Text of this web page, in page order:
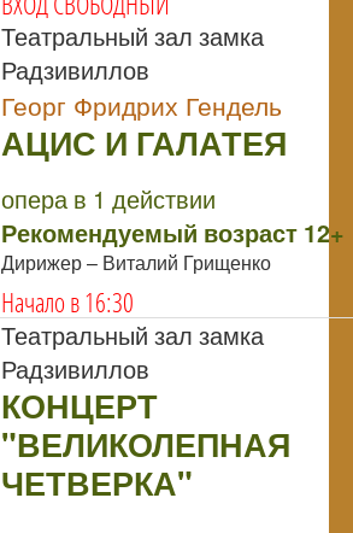
Театральный зал замка
Радзивиллов
Георг Фридрих Гендель
АЦИС И ГАЛАТЕЯ
опера в 1 действии
Рекомендуемый возраст 12+
Дирижер – Виталий Грищенко
Начало в 16:30
Театральный зал замка
Радзивиллов
КОНЦЕРТ
"ВЕЛИКОЛЕПНАЯ
ЧЕТВЕРКА"